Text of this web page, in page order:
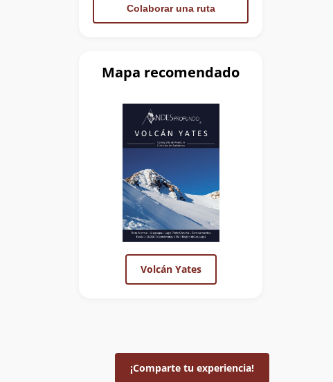
Colaborar una ruta
Mapa recomendado
Volcán Yates
¡Comparte tu experiencia!